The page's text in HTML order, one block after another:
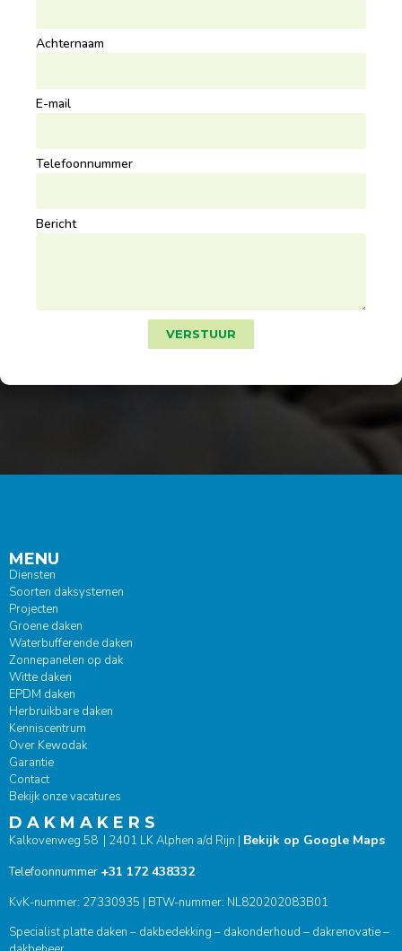
Achternaam
E-mail
Telefoonnummer
Bericht
VERSTUUR
MENU
Diensten
Soorten daksystemen
Projecten
Groene daken
Waterbufferende daken
Zonnepanelen op dak
Witte daken
EPDM daken
Herbruikbare daken
Kenniscentrum
Over Kewodak
Garantie
Contact
Bekijk onze vacatures
D A K M A K E R S
Kalkovenweg 58 | 2401 LK Alphen a/d Rijn | Bekijk op Google Maps
Telefoonnummer +31 172 438332
KvK-nummer: 27330935 | BTW-nummer: NL820202083B01
Specialist platte daken – dakbedekking – dakonderhoud – dakrenovatie –